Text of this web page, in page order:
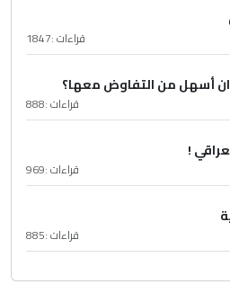
قراءات :1847
أسهل من التفاوض معها؟
قراءات :888
!
قراءات :969
قراءات :885